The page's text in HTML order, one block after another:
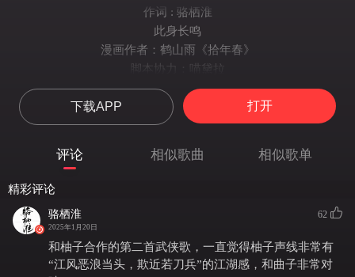
作词 : 骆栖淮
此身长鸣
漫画作者：鹤山雨《拾年春》
脚本协力：喵黛拉
音乐制作/词：骆栖淮
曲/编：白蔓
唱/后期：漆柚
题字：百里云笙
自己很好，血离魂也解了，李御风当年没有看走眼。“
俯看陈年旧迹
录鬼簿上分明
下载APP 打开
评论 相似歌曲 相似歌单
精彩评论
骆栖淮
2025年1月20日
62
和柚子合作的第二首武侠歌，一直觉得柚子声线非常有
“江风恶浪当头，欺近若刀兵”的江湖感，和曲子非常对